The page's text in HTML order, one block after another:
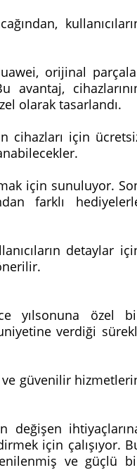
orijinal
olarak tasarlandı.
cihazları için
için sunuluyor.
farklı
detaylar
yılsonuna özel
verdiği
ve güvenilir
değişen
için çalışıyor.
ve güçlü